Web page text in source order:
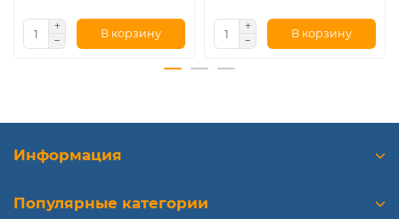
В корзину В корзину
Информация
Популярные категории